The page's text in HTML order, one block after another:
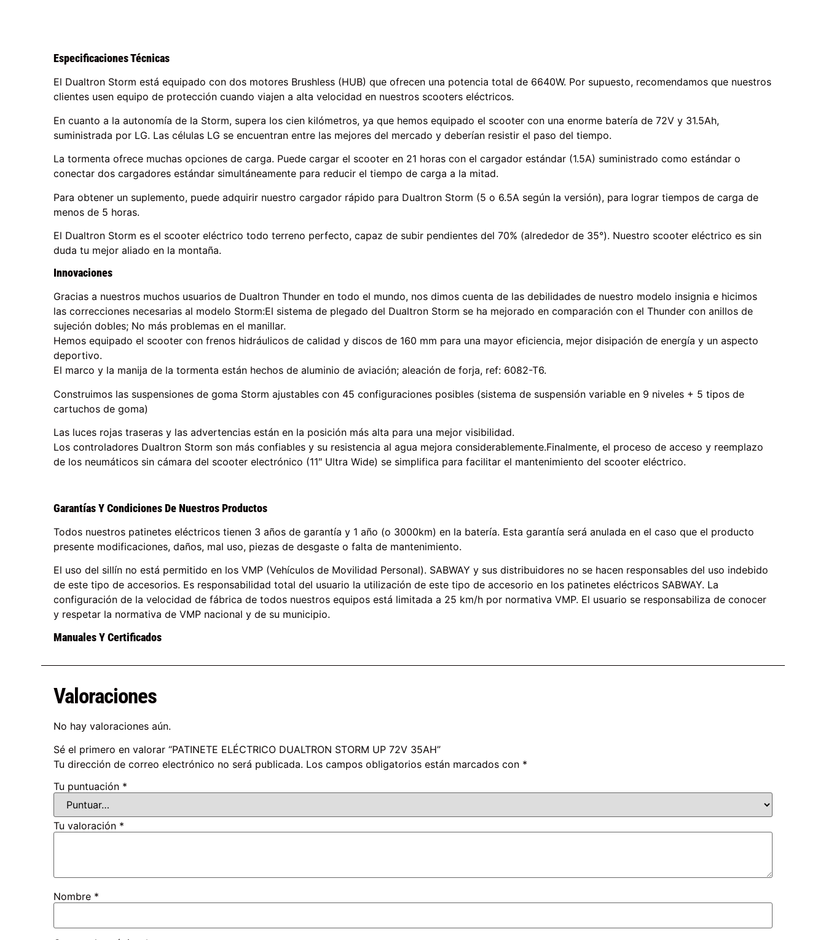
Especificaciones Técnicas
El Dualtron Storm está equipado con dos motores Brushless (HUB) que ofrecen una potencia total de 6640W. Por supuesto, recomendamos que nuestros
clientes usen equipo de protección cuando viajen a alta velocidad en nuestros scooters eléctricos.
En cuanto a la autonomía de la Storm, supera los cien kilómetros, ya que hemos equipado el scooter con una enorme batería de 72V y 31.5Ah,
suministrada por LG. Las células LG se encuentran entre las mejores del mercado y deberían resistir el paso del tiempo.
La tormenta ofrece muchas opciones de carga. Puede cargar el scooter en 21 horas con el cargador estándar (1.5A) suministrado como estándar o
conectar dos cargadores estándar simultáneamente para reducir el tiempo de carga a la mitad.
Para obtener un suplemento, puede adquirir nuestro cargador rápido para Dualtron Storm (5 o 6.5A según la versión), para lograr tiempos de carga de
menos de 5 horas.
El Dualtron Storm es el scooter eléctrico todo terreno perfecto, capaz de subir pendientes del 70% (alrededor de 35°). Nuestro scooter eléctrico es sin
duda tu mejor aliado en la montaña.
Innovaciones
Gracias a nuestros muchos usuarios de Dualtron Thunder en todo el mundo, nos dimos cuenta de las debilidades de nuestro modelo insignia e hicimos
las correcciones necesarias al modelo Storm:El sistema de plegado del Dualtron Storm se ha mejorado en comparación con el Thunder con anillos de
sujeción dobles; No más problemas en el manillar.
Hemos equipado el scooter con frenos hidráulicos de calidad y discos de 160 mm para una mayor eficiencia, mejor disipación de energía y un aspecto
deportivo.
El marco y la manija de la tormenta están hechos de aluminio de aviación; aleación de forja, ref: 6082-T6.
Construimos las suspensiones de goma Storm ajustables con 45 configuraciones posibles (sistema de suspensión variable en 9 niveles + 5 tipos de
cartuchos de goma)
Las luces rojas traseras y las advertencias están en la posición más alta para una mejor visibilidad.
Los controladores Dualtron Storm son más confiables y su resistencia al agua mejora considerablemente.Finalmente, el proceso de acceso y reemplazo
de los neumáticos sin cámara del scooter electrónico (11″ Ultra Wide) se simplifica para facilitar el mantenimiento del scooter eléctrico.
Garantías Y Condiciones De Nuestros Productos
Todos nuestros patinetes eléctricos tienen 3 años de garantía y 1 año (o 3000km) en la batería. Esta garantía será anulada en el caso que el producto
presente modificaciones, daños, mal uso, piezas de desgaste o falta de mantenimiento.
El uso del sillín no está permitido en los VMP (Vehículos de Movilidad Personal). SABWAY y sus distribuidores no se hacen responsables del uso indebido
de este tipo de accesorios. Es responsabilidad total del usuario la utilización de este tipo de accesorio en los patinetes eléctricos SABWAY. La
configuración de la velocidad de fábrica de todos nuestros equipos está limitada a 25 km/h por normativa VMP. El usuario se responsabiliza de conocer
y respetar la normativa de VMP nacional y de su municipio.
Manuales Y Certificados
Valoraciones
No hay valoraciones aún.
Sé el primero en valorar “PATINETE ELÉCTRICO DUALTRON STORM UP 72V 35AH”
Tu dirección de correo electrónico no será publicada. Los campos obligatorios están marcados con *
Tu puntuación *
Tu valoración *
Nombre *